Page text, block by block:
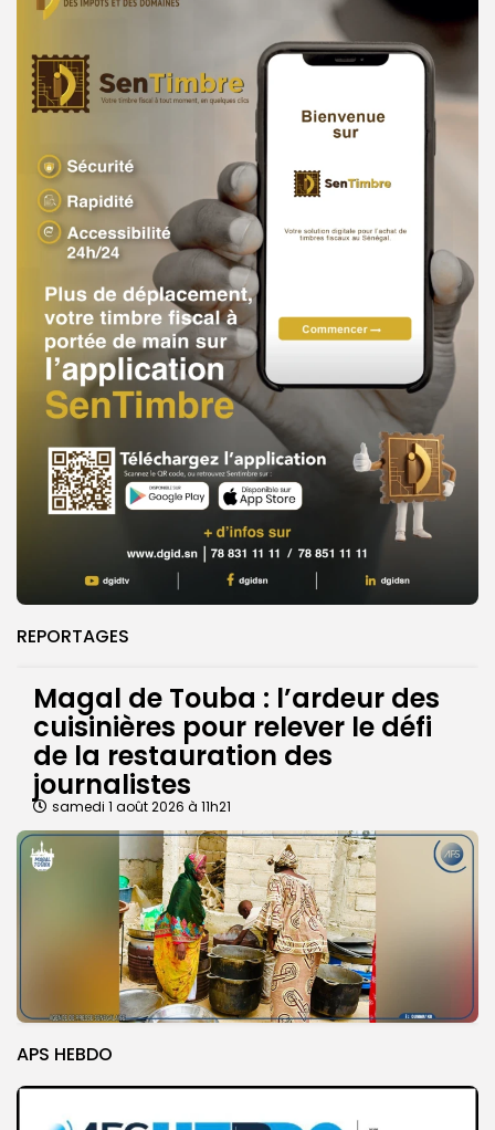
REPORTAGES
Magal de Touba : l’ardeur des
cuisinières pour relever le défi
de la restauration des
journalistes
samedi 1 août 2026 à 11h21
APS HEBDO